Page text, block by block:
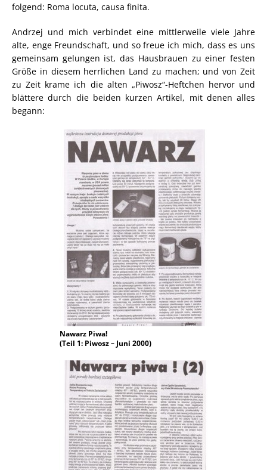
folgend: Roma locuta, causa finita.
Andrzej und mich verbindet eine mittlerweile viele Jahre
alte, enge Freundschaft, und so freue ich mich, dass es uns
gemeinsam gelungen ist, das Hausbrauen zu einer festen
Größe in diesem herrlichen Land zu machen; und von Zeit
zu Zeit krame ich die alten „Piwosz“-Heftchen hervor und
blättere durch die beiden kurzen Artikel, mit denen alles
begann:
Nawarz Piwa!
(Teil 1: Piwosz – Juni 2000)